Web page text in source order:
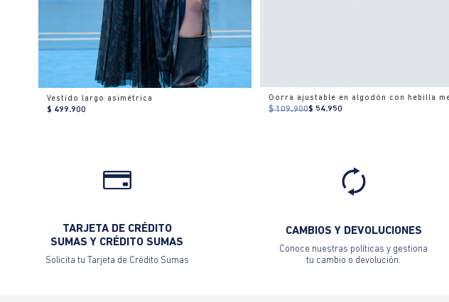
Vestido largo asimétrica
$ 499.900 $ 109.900$ 54.950
TARJETA DE CRÉDITO
SUMAS Y CRÉDITO SUMAS
Solicita tu Tarjeta de Crédito Sumas
CAMBIOS Y DEVOLUCIONES
Conoce nuestras políticas y gestiona
tu cambio o devolución.